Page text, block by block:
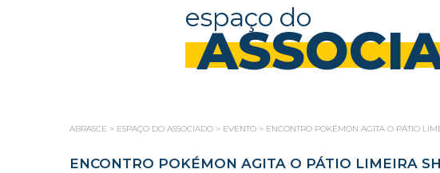
espaço do
ABRASCE > ESPAÇO DO ASSOCIADO > EVENTO > ENCONTRO POKÉMON AGITA O PÁTIO
ENCONTRO POKÉMON AGITA O PÁTIO LIMEIRA